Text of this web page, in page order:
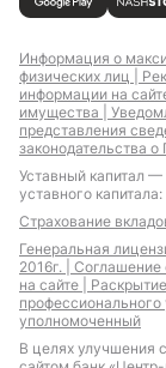
Информация о
физических лиц |
информации на
имущества |
представления
законодательства
Уставный капитал
уставного
Страхование
Генеральная
2016г. | Соглашение
на сайте |
профессионального
уполномоченный
В целях улучшения